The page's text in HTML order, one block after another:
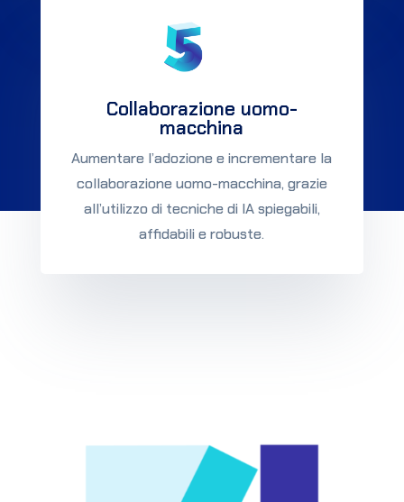
Collaborazione uomo-
macchina
Aumentare l’adozione e incrementare la
collaborazione uomo-macchina, grazie
all’utilizzo di tecniche di IA spiegabili,
affidabili e robuste.